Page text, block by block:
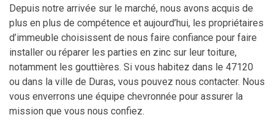
Depuis notre arrivée sur le marché, nous avons acquis de
plus en plus de compétence et aujourd’hui, les propriétaires
d’immeuble choisissent de nous faire confiance pour faire
installer ou réparer les parties en zinc sur leur toiture,
notamment les gouttières. Si vous habitez dans le 47120
ou dans la ville de Duras, vous pouvez nous contacter. Nous
vous enverrons une équipe chevronnée pour assurer la
mission que vous nous confiez.